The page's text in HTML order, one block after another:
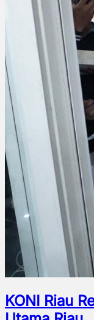
KONI Riau